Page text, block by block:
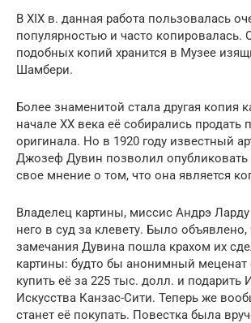
В XIX в. данная работа пользовалась
популярностью и часто копировалась.
подобных копий хранится в Музее
Шамбери.
Более знаменитой стала другая копия
начале XX века её собирались продать
оригинала. Но в 1920 году известный
Джозеф Дувин позволил опубликовать
свое мнение о том, что она является
Владелец картины, миссис Андрэ
него в суд за клевету. Было объявлено,
замечания Дувина пошла крахом их
картины: будто бы анонимный меценат
купить её за 225 тыс. долл. и подарить
Искусства Канзас-Сити. Теперь же
станет её покупать. Повестка была